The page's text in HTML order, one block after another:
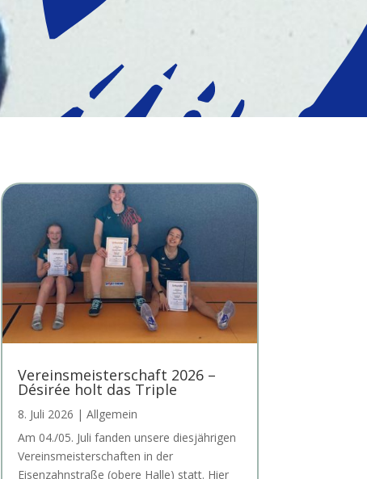
Vereinsmeisterschaft 2026 –
Désirée holt das Triple
8. Juli 2026 | Allgemein
Am 04./05. Juli fanden unsere diesjährigen
Vereinsmeisterschaften in der
Eisenzahnstraße (obere Halle) statt. Hier